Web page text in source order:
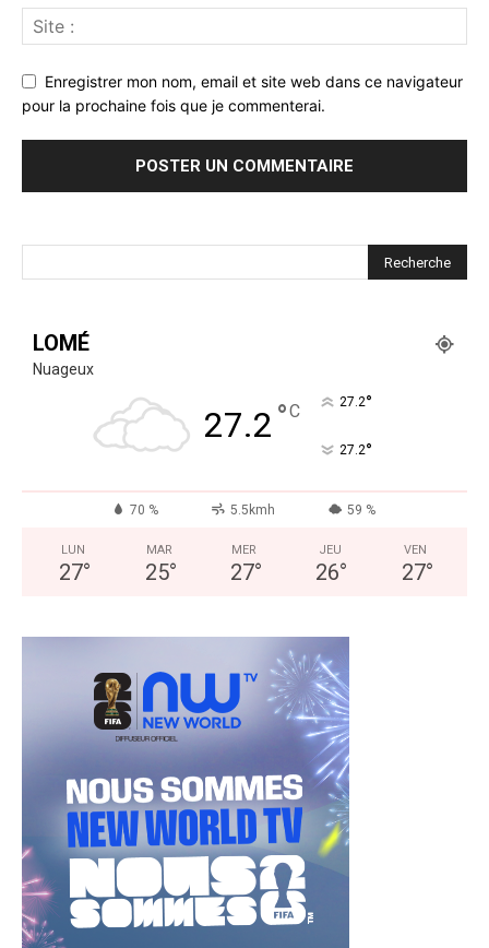
Enregistrer mon nom, email et site web dans ce navigateur
pour la prochaine fois que je commenterai.
LOMÉ
Nuageux
27.2 °C 27.2°
27.2°
70 % 5.5kmh 59 %
LUN
27°
MAR
25°
MER
27°
JEU
26°
VEN
27°